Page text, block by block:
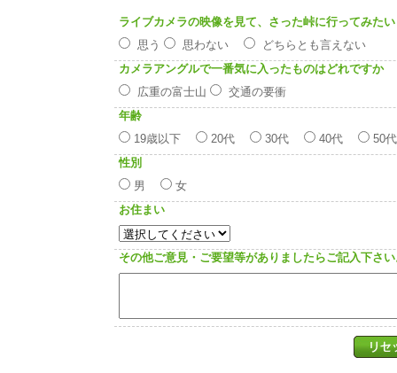
ライブカメラの映像を見て、さった峠に行ってみた
思う
思わない
どちらとも言えない
カメラアングルで一番気に入ったものはどれですか
広重の富士山
交通の要衝
年齢
19歳以下
20代 30代 40代
50
性別
男
女
お住まい
その他ご意見・ご要望等がありましたらご記入下さ